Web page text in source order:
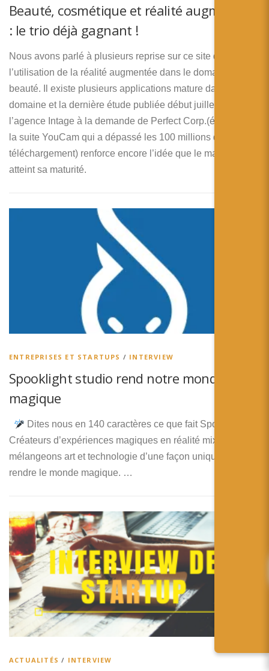
Beauté, cosmétique et réalité augmentée
: le trio déjà gagnant !
Nous avons parlé à plusieurs reprise sur ce site de
l’utilisation de la réalité augmentée dans le domaine de la
beauté. Il existe plusieurs applications mature dans ce
domaine et la dernière étude publiée début juillet par
l’agence Intage à la demande de Perfect Corp.(éditeur de
la suite YouCam qui a dépassé les 100 millions de
téléchargement) renforce encore l’idée que le marché a
atteint sa maturité.
ENTREPRISES ET STARTUPS / INTERVIEW
Spooklight studio rend notre monde
magique
Dites nous en 140 caractères ce que fait Spooklight !
Créateurs d’expériences magiques en réalité mixte. Nous
mélangeons art et technologie d’une façon unique pour
rendre le monde magique. …
ACTUALITÉS / INTERVIEW